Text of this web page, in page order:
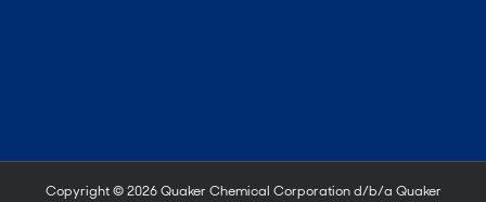
Copyright ©2026 Quaker Chemical Corporation d/b/a Quaker